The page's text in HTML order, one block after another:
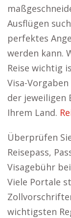
Ausflügen
perfektes
werden kann.
Reise wichtig
Visa-
der jeweiligen
Ihrem Land.
Überprüfen
Reisepass,
Visagebühr
Viele Portale
wichtigsten